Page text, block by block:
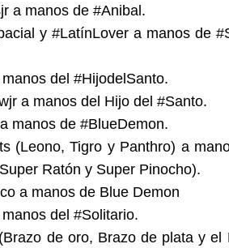
a manos de #Anibal.
y #LatínLover a manos de
del #HijodelSanto.
a manos del Hijo del #Santo.
manos de #BlueDemon.
(Leono, Tigro y Panthro) a
Ratón y Super Pinocho).
a manos de Blue Demon
del #Solitario.
de oro, Brazo de plata y el